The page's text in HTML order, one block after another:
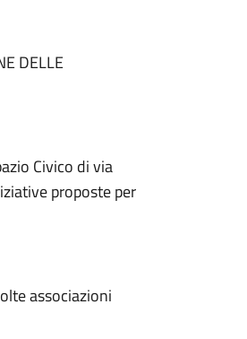
DELLE
Civico di via
proposte per
associazioni